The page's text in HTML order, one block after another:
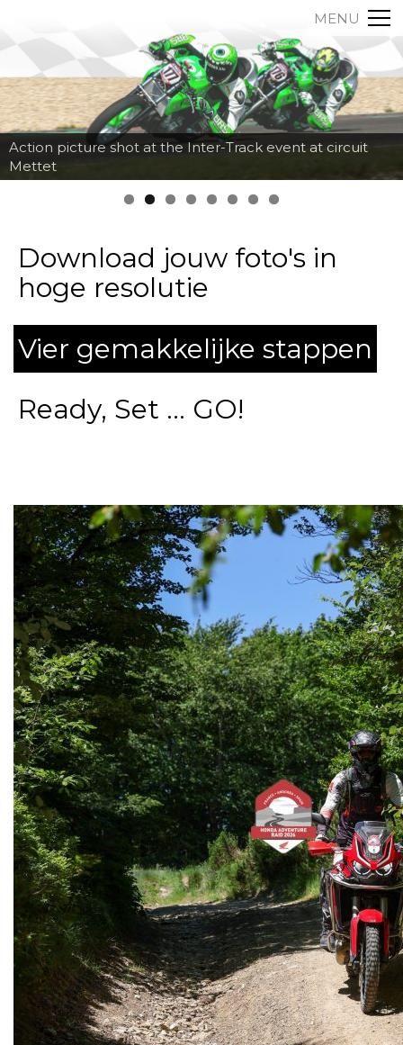
MENU
Action picture shot at the Inter-Track event at circuit
Mettet
Download jouw foto's in
hoge resolutie
Vier gemakkelijke stappen
Ready, Set ... GO!